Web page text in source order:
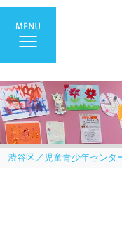
渋谷区／児童青少年セン